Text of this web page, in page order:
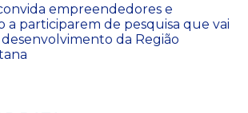
empreendedores e
a participarem de pesquisa que vai
da Região